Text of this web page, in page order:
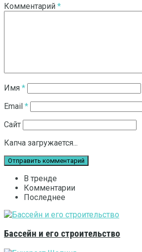
Комментарий *
Имя *
Email *
Сайт
Капча загружается...
В тренде
Комментарии
Последнее
Бассейн и его строительство